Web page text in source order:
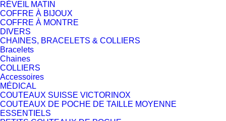
RÉVEIL MATIN
COFFRE À BIJOUX
COFFRE À MONTRE
DIVERS
CHAINES, BRACELETS & COLLIERS
Bracelets
Chaines
COLLIERS
Accessoires
MÉDICAL
COUTEAUX SUISSE VICTORINOX
COUTEAUX DE POCHE DE TAILLE MOYENNE
ESSENTIELS